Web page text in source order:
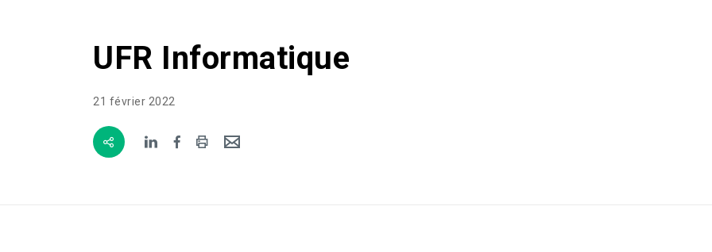
UFR Informatique
21 février 2022